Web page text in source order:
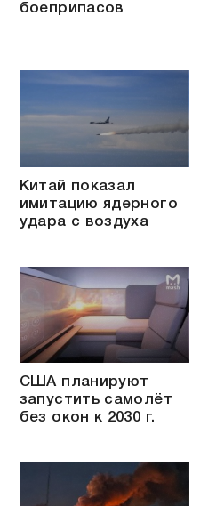
боеприпасов
Китай показал
имитацию ядерного
удара с воздуха
США планируют
запустить самолёт
без окон к 2030 г.